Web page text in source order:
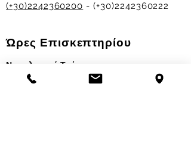
(+30)2242360200 - (+30)2242360222
Ώρες Επισκεπτηρίου
Νοσηλευτικά Τμήματα
Χειμερινό ωράριο: 11.00-13.00
17.30-19.30